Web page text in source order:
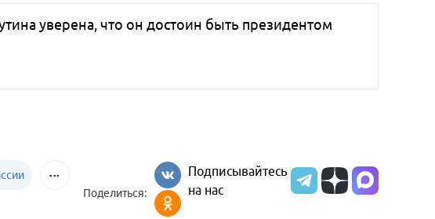
уверена, что он достоин быть президентом
Поделиться:
Подписывайтесь
на нас